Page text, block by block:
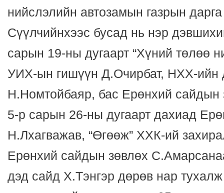
нийслэлийн автозамын газрын
Сүүлчийнхээс бусад нь нэр
сарын 19-ны дугаарт “Хүний төлөө
УИХ-ын гишүүн Д.Очирбат, НХХ-ийн
Н.Номтойбаяр, бас Ерөнхий сайдын
5-р сарын 26-ны дугаарт дахиад
Н.Лхагважав, “Өгөөж” ХХК-ий
Ерөнхий сайдын зөвлөх
дэд сайд Х.Тэнгэр дөрөв нар